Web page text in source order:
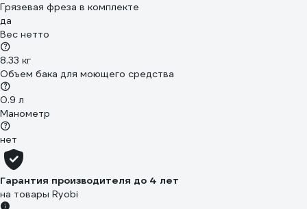
Грязевая фреза в комплекте
да
Вес нетто
8.33 кг
Объем бака для моющего средства
0.9 л
Манометр
нет
Гарантия производителя до 4 лет
на товары Ryobi